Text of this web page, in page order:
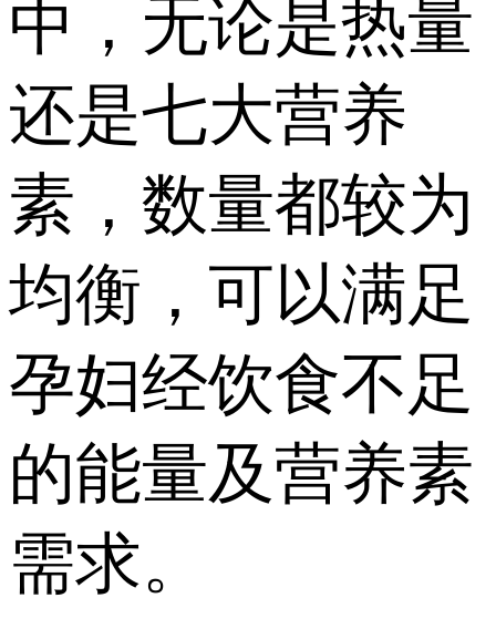
中，无论是热量
还是七大营养
素，数量都较为
均衡，可以满足
孕妇经饮食不足
的能量及营养素
需求。